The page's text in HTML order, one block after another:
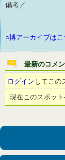
備考／
○博アーカイブはこ
最新のコメ
ログイン してこの
現在このスポット